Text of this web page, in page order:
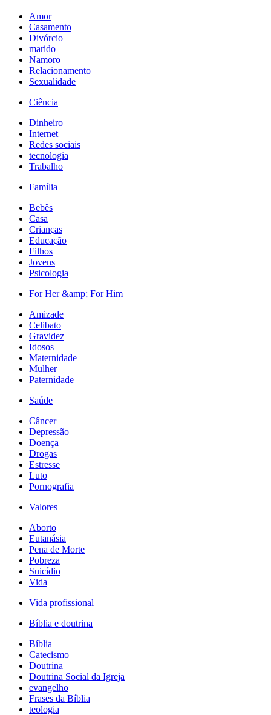
Amor
Casamento
Divórcio
marido
Namoro
Relacionamento
Sexualidade
Ciência
Dinheiro
Internet
Redes sociais
tecnologia
Trabalho
Família
Bebês
Casa
Crianças
Educação
Filhos
Jovens
Psicologia
For Her &amp; For Him
Amizade
Celibato
Gravidez
Idosos
Maternidade
Mulher
Paternidade
Saúde
Câncer
Depressão
Doença
Drogas
Estresse
Luto
Pornografia
Valores
Aborto
Eutanásia
Pena de Morte
Pobreza
Suicídio
Vida
Vida profissional
Bíblia e doutrina
Bíblia
Catecismo
Doutrina
Doutrina Social da Igreja
evangelho
Frases da Bíblia
teologia